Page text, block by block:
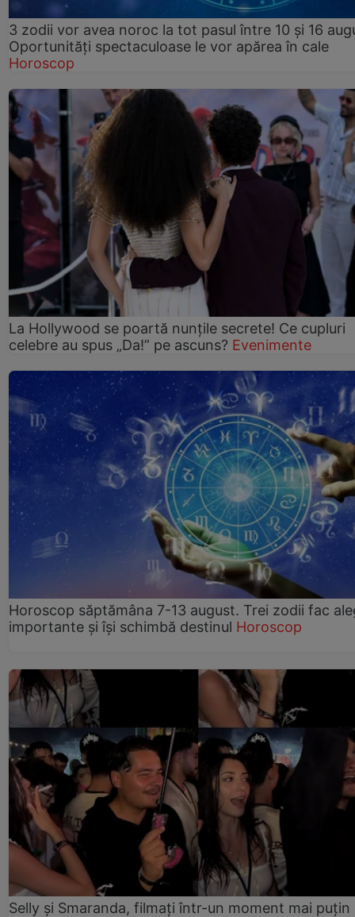
3 zodii vor avea noroc la tot pasul între 10 și 16
Oportunități spectaculoase le vor apărea în cale
Horoscop
La Hollywood se poartă nunțile secrete! Ce cupluri
celebre au spus „Da!” pe ascuns? Evenimente
Horoscop săptămâna 7-13 august. Trei zodii fac
importante și își schimbă destinul Horoscop
Selly și Smaranda, filmați într-un moment mai puțin